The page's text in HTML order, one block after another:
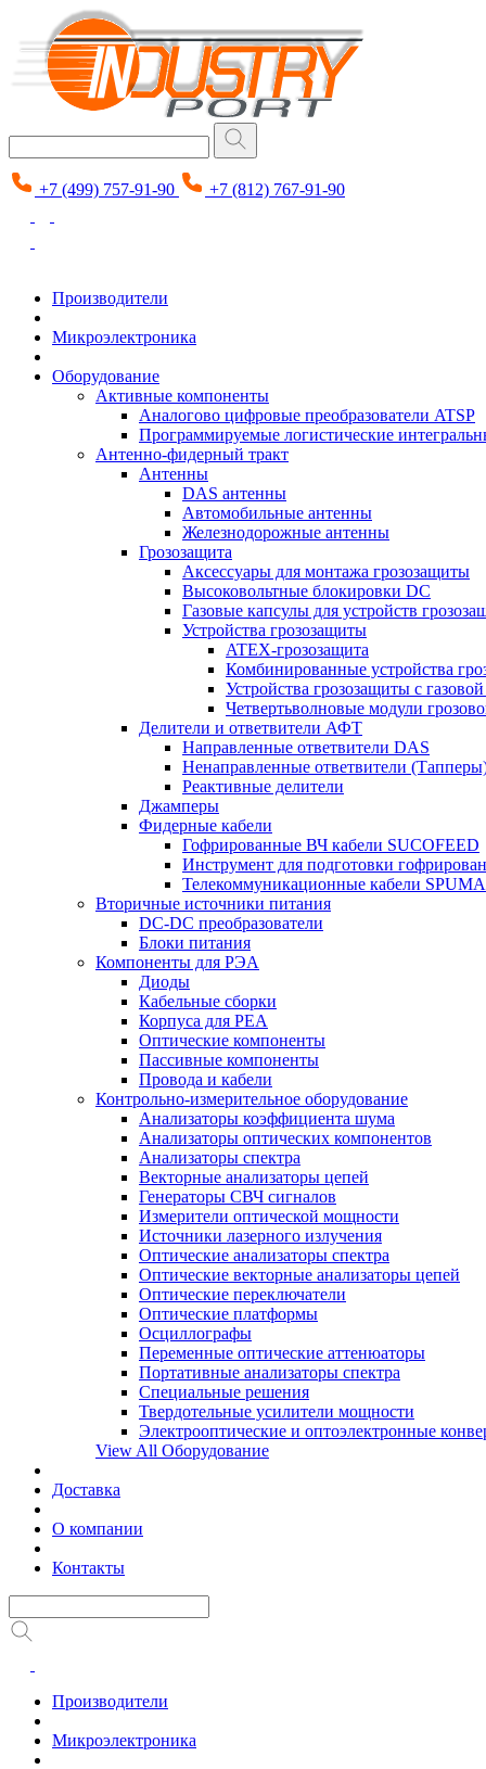
+7 (499) 757-91-90 +7 (812) 767-91-90
Производители
Микроэлектроника
Оборудование
Активные компоненты
Аналогово цифровые преобразователи ATSP
Программируемые логистические
Антенно-фидерный тракт
Антенны
DAS антенны
Автомобильные антенны
Железнодорожные антенны
Грозозащита
Аксессуары для монтажа грозозащиты
Высоковольтные блокировки DC
Газовые капсулы для устройств
Устройства грозозащиты
ATEX-грозозащита
Комбинированные устройства
Устройства грозозащиты с
Четвертьволновые модули
Делители и ответвители АФТ
Направленные ответвители DAS
Ненаправленные ответвители
Реактивные делители
Джамперы
Фидерные кабели
Гофрированные ВЧ кабели SUCOFEED
Инструмент для подготовки
Телекоммуникационные кабели SPUMA
Вторичные источники питания
DC-DC преобразователи
Блоки питания
Компоненты для РЭА
Диоды
Кабельные сборки
Корпуса для РЕА
Оптические компоненты
Пассивные компоненты
Провода и кабели
Контрольно-измерительное оборудование
Анализаторы коэффициента шума
Анализаторы оптических компонентов
Анализаторы спектра
Векторные анализаторы цепей
Генераторы СВЧ сигналов
Измерители оптической мощности
Источники лазерного излучения
Оптические анализаторы спектра
Оптические векторные анализаторы цепей
Оптические переключатели
Оптические платформы
Осциллографы
Переменные оптические аттенюаторы
Портативные анализаторы спектра
Специальные решения
Твердотельные усилители мощности
Электрооптические и оптоэлектронные
View All Оборудование
Доставка
О компании
Контакты
Производители
Микроэлектроника